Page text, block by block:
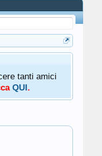
tanti amici
QUI.